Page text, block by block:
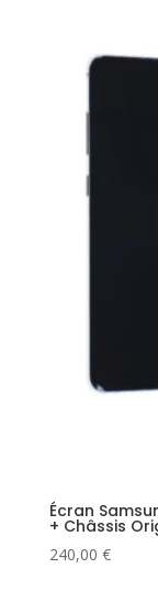
Écran
+ Châssis
240,00 €